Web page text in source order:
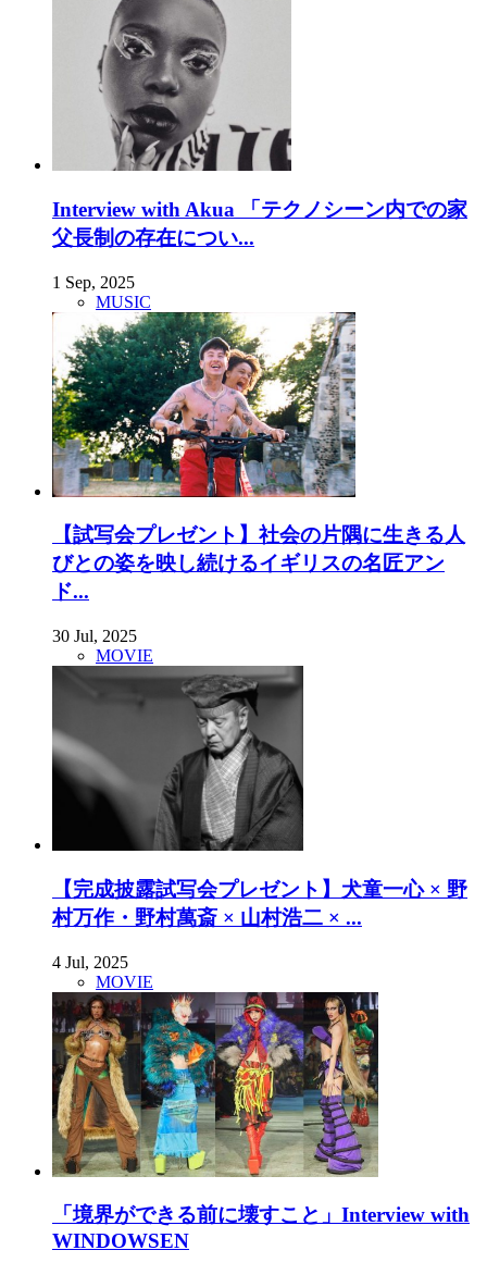
Interview with Akua 「テクノシーン内での家
父長制の存在につい...
1 Sep, 2025
MUSIC
【試写会プレゼント】社会の片隅に生きる人
びとの姿を映し続けるイギリスの名匠アン
ド...
30 Jul, 2025
MOVIE
【完成披露試写会プレゼント】犬童一心 × 野
村万作・野村萬斎 × 山村浩二 × ...
4 Jul, 2025
MOVIE
「境界ができる前に壊すこと」Interview with
WINDOWSEN